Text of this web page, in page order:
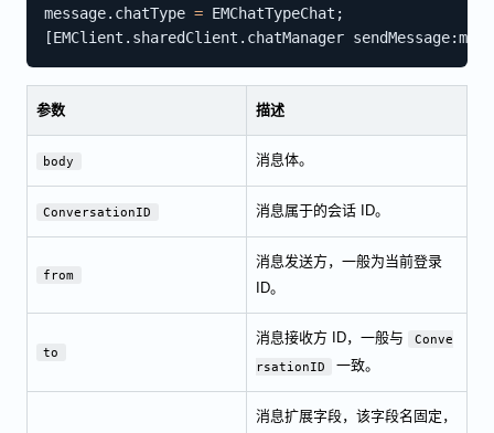
message. chatType = EMChatTypeChat ;
[EMClient . sharedClient . chatManager sendMessage:
参数 描述
body 消息体。
ConversationID 消息属于的会话 ID。
from
消息发送方，一般为当前登录
ID。
to
消息接收方 ID，一般与
Conve
rsationID
一致。
消息扩展字段，该字段名固定，